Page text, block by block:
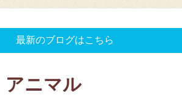
最新のブログはこちら
ニマル